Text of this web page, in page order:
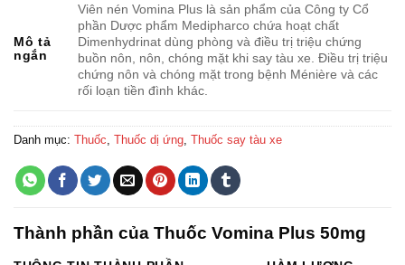
Mô tả
ngắn
Viên nén Vomina Plus là sản phẩm của Công ty Cổ
phần Dược phẩm Medipharco chứa hoạt chất
Dimenhydrinat dùng phòng và điều trị triệu chứng
buồn nôn, nôn, chóng mặt khi say tàu xe. Điều trị triệu
chứng nôn và chóng mặt trong bệnh Ménière và các
rối loạn tiền đình khác.
Danh mục: Thuốc, Thuốc dị ứng, Thuốc say tàu xe
Thành phần của Thuốc Vomina Plus 50mg